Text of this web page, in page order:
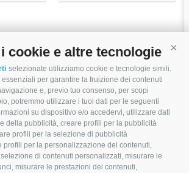
cookie e altre tecnologie
selezionate utilizziamo cookie e tecnologie simili.
per garantire la fruizione dei contenuti
e, previo tuo consenso, per scopi
potremmo utilizzare i tuoi dati per le seguenti
su dispositivo e/o accedervi, utilizzare dati
della pubblicità, creare profili per la pubblicità
profili per la selezione di pubblicità
profili per la personalizzazione dei contenuti,
di contenuti personalizzati, misurare le
misurare le prestazioni dei contenuti,
EQUIPMENT SRL
19
(RN)